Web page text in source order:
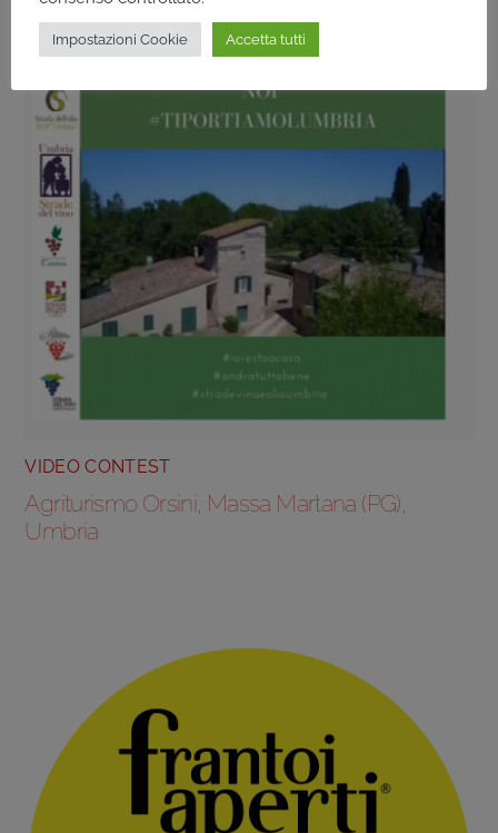
Cantina Baldassarri, Collazzone (PG), Umbria
VIDEO CONTEST
Agriturismo Orsini, Massa Martana (PG),
Umbria
Impostazioni Cookie Accetta tutti